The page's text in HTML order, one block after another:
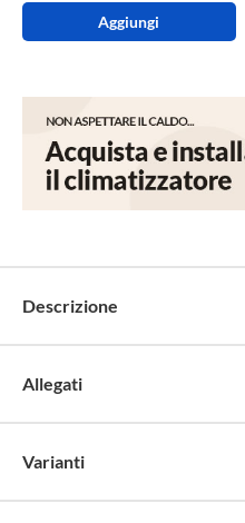
Aggiungi
Descrizione
Allegati
Varianti